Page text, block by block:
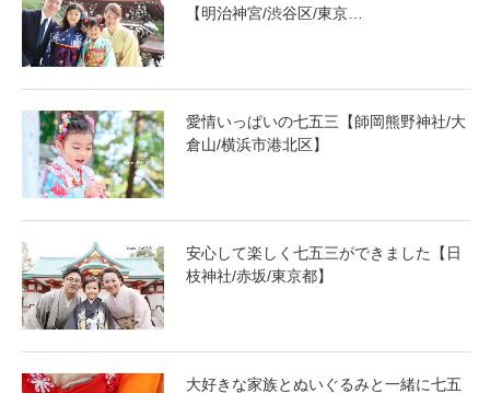
【明治神宮/渋谷区/東京…
愛情いっぱいの七五三【師岡熊野神社/大
倉山/横浜市港北区】
安心して楽しく七五三ができました【日
枝神社/赤坂/東京都】
大好きな家族とぬいぐるみと一緒に七五